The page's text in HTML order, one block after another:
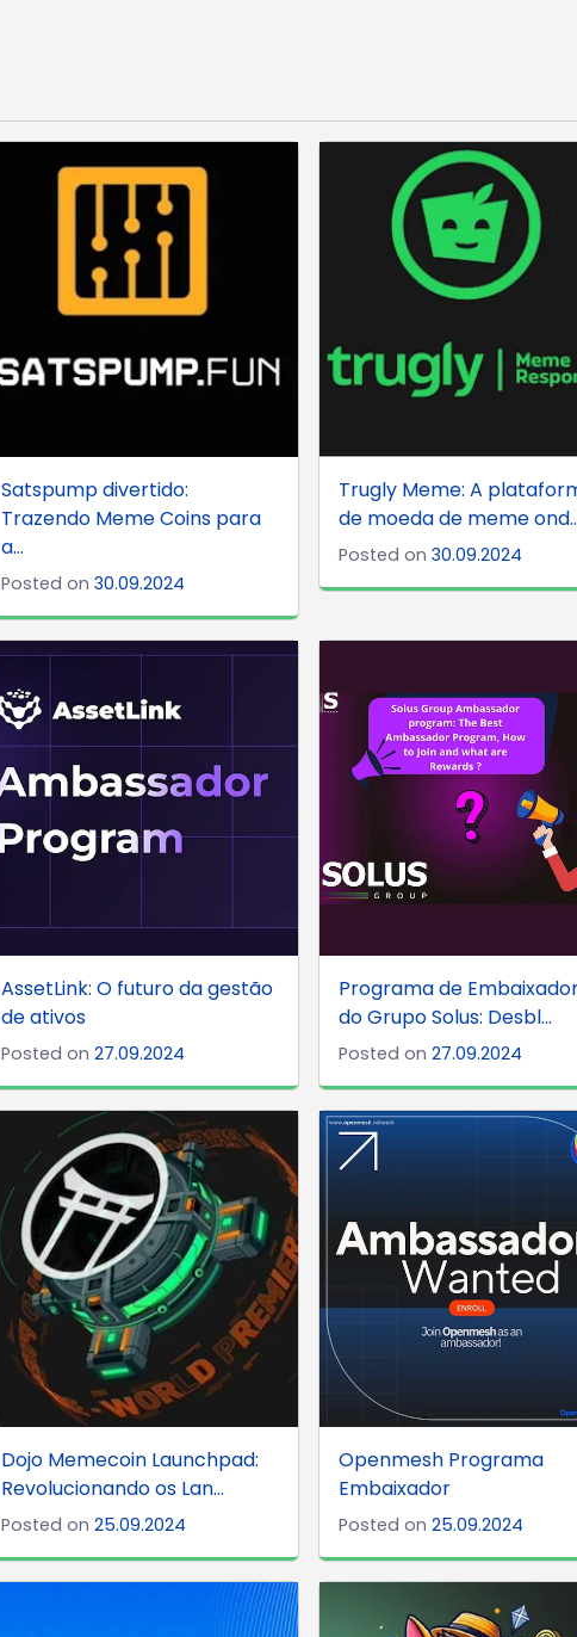
Satspump divertido:
Trazendo Meme Coins para
a...
Posted on30.09.2024
Trugly Meme: A
de moeda de meme
Posted on 30.09.2024
AssetLink: O futuro da gestão
de ativos
Posted on27.09.2024
Programa de
do Grupo Solus: Desbl...
Posted on 27.09.2024
Dojo Memecoin Launchpad:
Revolucionando os Lan...
Posted on25.09.2024
Openmesh Programa
Embaixador
Posted on 25.09.2024